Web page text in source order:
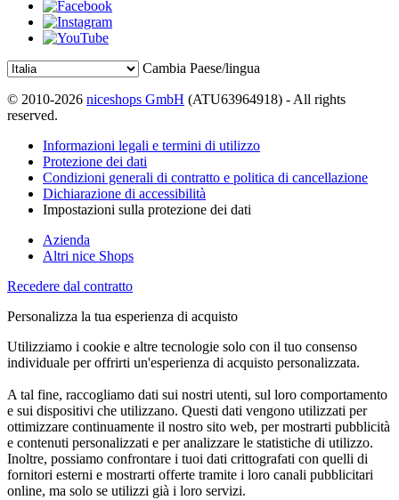
Cambia Paese/lingua
© 2010-2026 niceshops GmbH (ATU63964918) - All rights
reserved.
Informazioni legali e termini di utilizzo
Protezione dei dati
Condizioni generali di contratto e politica di cancellazione
Dichiarazione di accessibilità
Impostazioni sulla protezione dei dati
Azienda
Altri nice Shops
Recedere dal contratto
Personalizza la tua esperienza di acquisto
Utilizziamo i cookie e altre tecnologie solo con il tuo consenso
individuale per offrirti un'esperienza di acquisto personalizzata.
A tal fine, raccogliamo dati sui nostri utenti, sul loro comportamento
e sui dispositivi che utilizzano. Questi dati vengono utilizzati per
ottimizzare continuamente il nostro sito web, per mostrarti pubblicità
e contenuti personalizzati e per analizzare le statistiche di utilizzo.
Inoltre, possiamo confrontare i tuoi dati crittografati con quelli di
fornitori esterni e mostrarti offerte tramite i loro canali pubblicitari
online, ma solo se utilizzi già i loro servizi.